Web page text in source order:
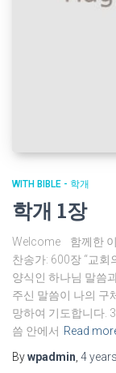
WITH BIBLE - 학개
학개 1장
Welcome 함께한
찬송가: 600장 “교
양식인 하나님 말씀
주신 말씀이 나의 구
망하여 기도합니다.
씀 안에서 Read
Bywpadmin, 4 years